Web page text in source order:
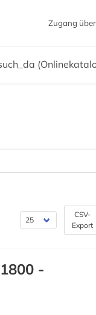
Zugang über
CSV-
Export
-